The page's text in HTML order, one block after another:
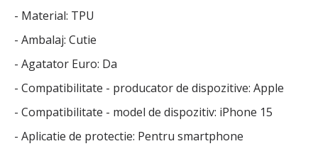
- Material: TPU
- Ambalaj: Cutie
- Agatator Euro: Da
- Compatibilitate - producator de dispozitive: Apple
- Compatibilitate - model de dispozitiv: iPhone 15
- Aplicatie de protectie: Pentru smartphone